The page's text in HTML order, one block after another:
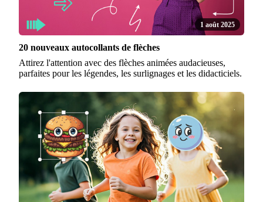
1 août 2025
20 nouveaux autocollants de flèches
Attirez l'attention avec des flèches animées audacieuses,
parfaites pour les légendes, les surlignages et les didacticiels.